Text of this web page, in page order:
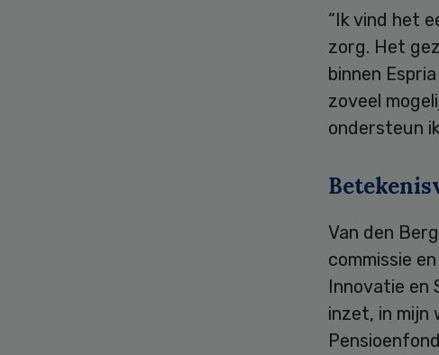
“Ik vind het
zorg. Het
binnen
zoveel
ondersteun
Van den
commissie
Innovatie en
inzet, in mijn